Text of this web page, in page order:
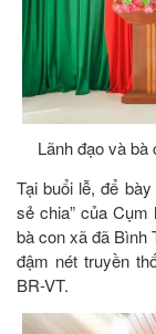
Lãnh đạo và bà
Tại buổi lễ, để
sẻ chia” của Cụm
bà con xã đã Bình
đậm nét truyền
BR-VT.